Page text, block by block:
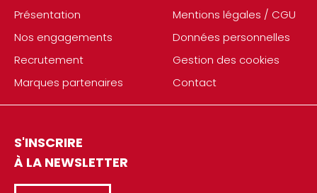
Présentation
Nos engagements
Recrutement
Marques partenaires
Mentions légales / CGU
Données personnelles
Gestion des cookies
Contact
S'INSCRIRE
À LA NEWSLETTER